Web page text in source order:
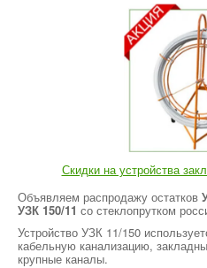
Скидки на устройства
Объявляем распродажу остатков
УЗК 150/11 со стеклопрутком
Устройство УЗК 11/150
кабельную канализацию,
крупные каналы.